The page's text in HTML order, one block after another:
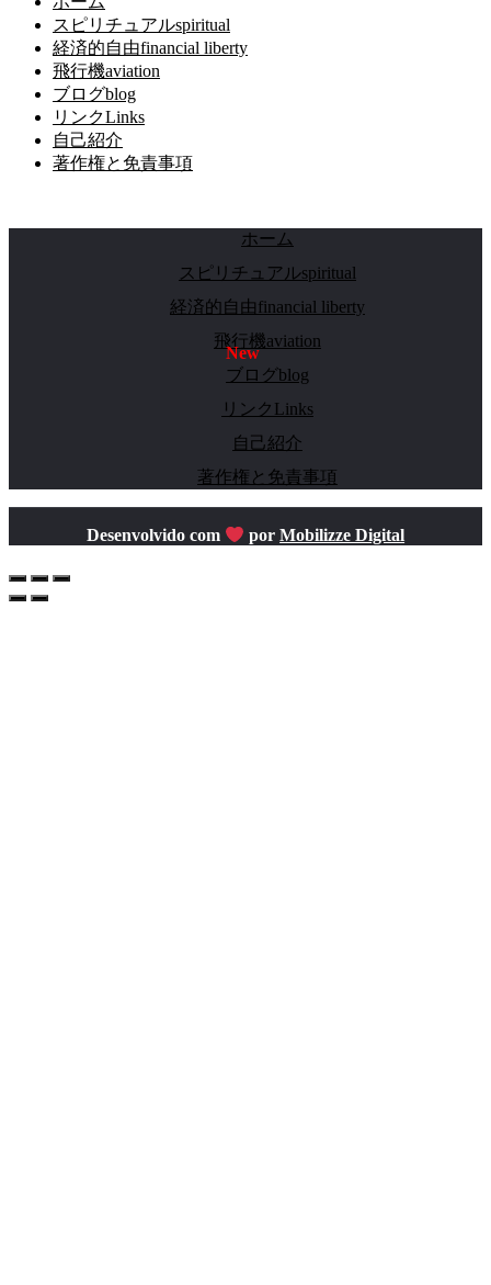
スピリチュアルspiritual
経済的自由financial liberty
飛行機aviation
ブログblog
リンクLinks
自己紹介
著作権と免責事項
ホーム
スピリチュアルspiritual
経済的自由financial liberty
飛行機aviation
ブログblog
リンクLinks
自己紹介
著作権と免責事項
Desenvolvido com porMobilizze Digital